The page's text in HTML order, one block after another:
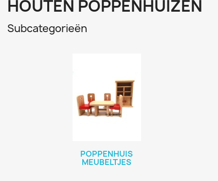
HOUTEN POPPENHUIZEN
Subcategorieën
POPPENHUIS
MEUBELTJES